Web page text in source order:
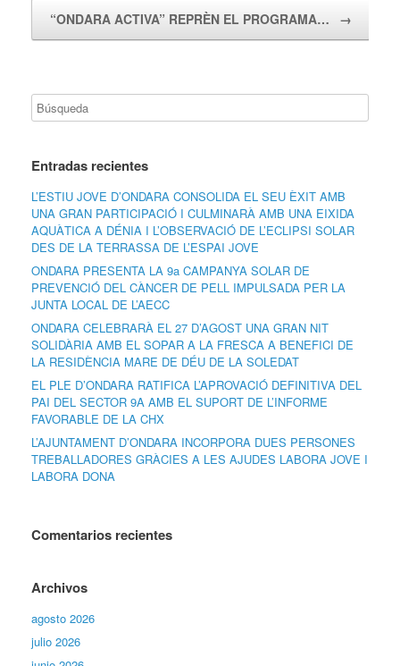
“ONDARA ACTIVA” REPRÈN EL PROGRAMA… →
Entradas recientes
L’ESTIU JOVE D’ONDARA CONSOLIDA EL SEU ÈXIT AMB
UNA GRAN PARTICIPACIÓ I CULMINARÀ AMB UNA EIXIDA
AQUÀTICA A DÉNIA I L’OBSERVACIÓ DE L’ECLIPSI SOLAR
DES DE LA TERRASSA DE L’ESPAI JOVE
ONDARA PRESENTA LA 9a CAMPANYA SOLAR DE
PREVENCIÓ DEL CÀNCER DE PELL IMPULSADA PER LA
JUNTA LOCAL DE L’AECC
ONDARA CELEBRARÀ EL 27 D’AGOST UNA GRAN NIT
SOLIDÀRIA AMB EL SOPAR A LA FRESCA A BENEFICI DE
LA RESIDÈNCIA MARE DE DÉU DE LA SOLEDAT
EL PLE D’ONDARA RATIFICA L’APROVACIÓ DEFINITIVA DEL
PAI DEL SECTOR 9A AMB EL SUPORT DE L’INFORME
FAVORABLE DE LA CHX
L’AJUNTAMENT D’ONDARA INCORPORA DUES PERSONES
TREBALLADORES GRÀCIES A LES AJUDES LABORA JOVE I
LABORA DONA
Comentarios recientes
Archivos
agosto 2026
julio 2026